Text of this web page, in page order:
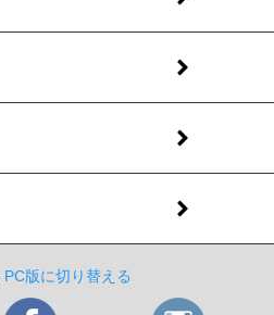
PC版に切り替える